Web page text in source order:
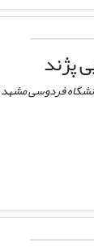
پژند
فردوسی مشهد